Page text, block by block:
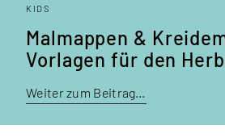
KIDS
Malmappen &
Vorlagen für den
Weiter zum Beitrag…